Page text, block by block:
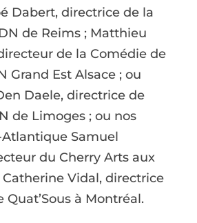
Dabert, directrice de la
de Reims ; Matthieu
de la Comédie de
Grand Est Alsace ; ou
Daele, directrice de
de Limoges ; ou nos
Atlantique Samuel
du Cherry Arts aux
Vidal, directrice
à Montréal.